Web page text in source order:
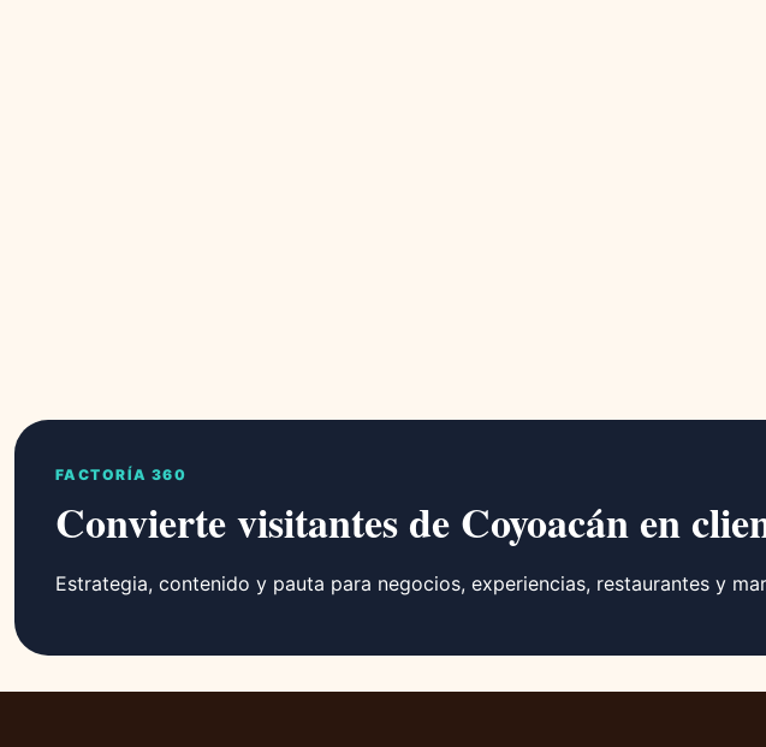
FACTORÍA 360
Convierte visitantes de Coyoacán en
Estrategia, contenido y pauta para negocios, experiencias, restaurantes y